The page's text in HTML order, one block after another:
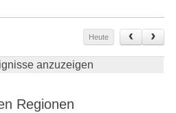
Heute
anzuzeigen
Regionen